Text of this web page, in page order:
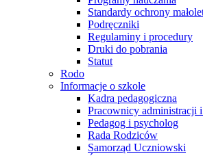
Standardy ochrony
Podręczniki
Regulaminy i procedury
Druki do pobrania
Statut
Rodo
Informacje o szkole
Kadra pedagogiczna
Pracownicy administracji i
Pedagog i psycholog
Rada Rodziców
Samorząd Uczniowski